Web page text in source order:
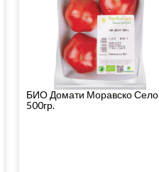
БИО Домати Моравско Село
500гр.